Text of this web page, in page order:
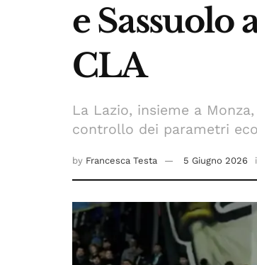
e Sassuolo
CLA
La Lazio, insieme a
controllo dei parametri
by Francesca Testa 5 Giugno 2026